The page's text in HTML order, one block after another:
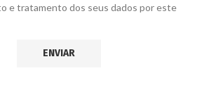
e tratamento dos seus dados por este